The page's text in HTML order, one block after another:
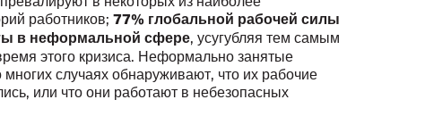
работников; 77% глобальной рабочей силы
в неформальной сфере, усугубляя тем самым
этого кризиса. Неформально занятые
случаях обнаруживают, что их рабочие
или что они работают в небезопасных